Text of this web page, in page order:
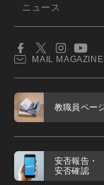
ニュース
MAIL MAGAZINE
教職員ペー
安否報告・
安否確認